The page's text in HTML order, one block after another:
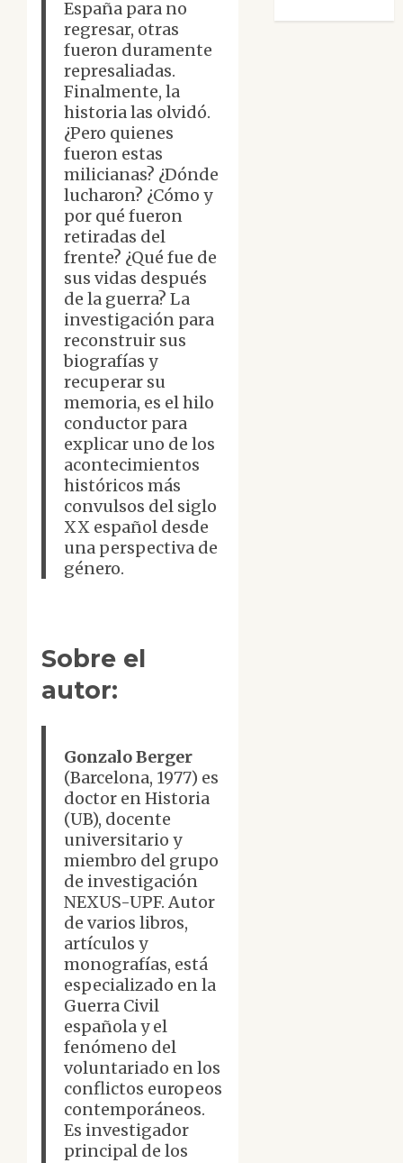
España para no
regresar, otras
fueron duramente
represaliadas.
Finalmente, la
historia las olvidó.
¿Pero quienes
fueron estas
milicianas? ¿Dónde
lucharon? ¿Cómo y
por qué fueron
retiradas del
frente? ¿Qué fue de
sus vidas después
de la guerra? La
investigación para
reconstruir sus
biografías y
recuperar su
memoria, es el hilo
conductor para
explicar uno de los
acontecimientos
históricos más
convulsos del siglo
XX español desde
una perspectiva de
género.
Sobre el
autor:
Gonzalo Berger
(Barcelona, 1977) es
doctor en Historia
(UB), docente
universitario y
miembro del grupo
de investigación
NEXUS-UPF. Autor
de varios libros,
artículos y
monografías, está
especializado en la
Guerra Civil
española y el
fenómeno del
voluntariado en los
conflictos europeos
contemporáneos.
Es investigador
principal de los